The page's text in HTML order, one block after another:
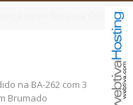
representam o Brasil no
na BA-262 com 3
Brumado